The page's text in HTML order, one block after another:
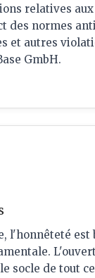
relatives
des normes
et autres
GmbH.
l'honnêteté est
socle de tout